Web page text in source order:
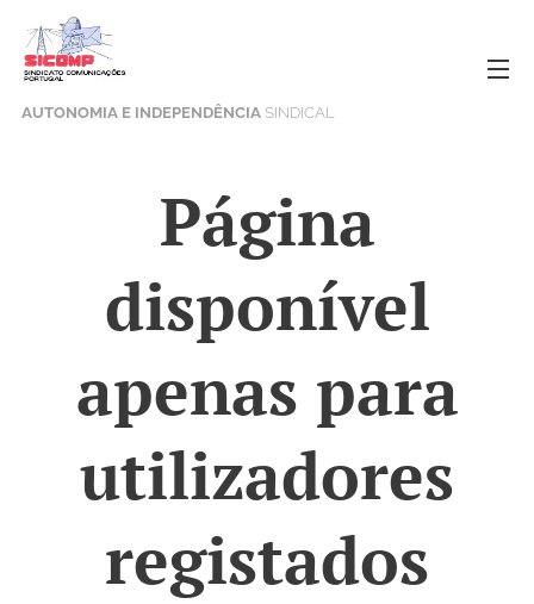
AUTONOMIA E INDEPENDÊNCIASINDICAL
Página
disponível
apenas para
utilizadores
registados